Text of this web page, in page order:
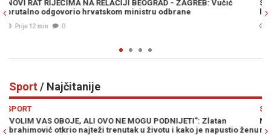
SAVEZ KOJI SPREMA IZNENAĐENJE NA IZBORIMA: Ovo su
liste koalicije okupljene oko NES-a
Prije 22 min
Sport/ Najčitanije
ženu
NA POMOLU JE SENZACIONALAN PREOKRET: Zlatko Dalić bi
mogao ostati bez unosnog posla, posao mu "kvari" drugi